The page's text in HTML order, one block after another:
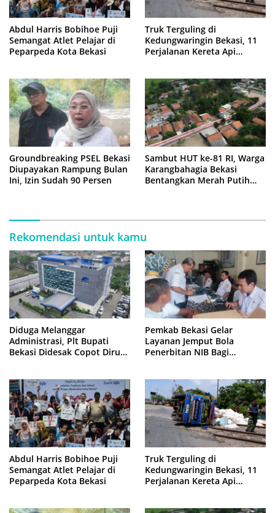
Abdul Harris Bobihoe Puji
Semangat Atlet Pelajar di
Peparpeda Kota Bekasi
Truk Terguling di
Kedungwaringin Bekasi, 11
Perjalanan Kereta Api
Groundbreaking PSEL Bekasi
Diupayakan Rampung Bulan
Ini, Izin Sudah 90 Persen
Sambut HUT ke-81 RI, Warga
Karangbahagia Bekasi
Bentangkan Merah Putih
Rekomendasi untuk kamu
Diduga Melanggar
Administrasi, Plt Bupati
Bekasi Didesak Copot Dirum
Pemkab Bekasi Gelar
Layanan Jemput Bola
Penerbitan NIB Bagi
Abdul Harris Bobihoe Puji
Semangat Atlet Pelajar di
Peparpeda Kota Bekasi
Truk Terguling di
Kedungwaringin Bekasi, 11
Perjalanan Kereta Api